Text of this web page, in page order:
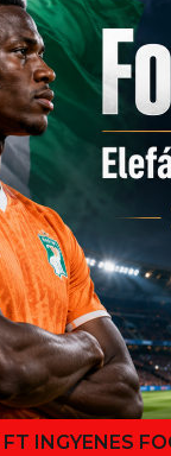
INGYENES